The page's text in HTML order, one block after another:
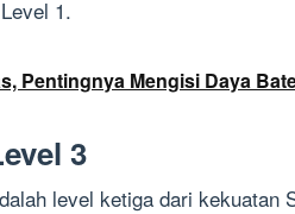
1.
Pentingnya Mengisi Daya
3
level ketiga dari kekuatan